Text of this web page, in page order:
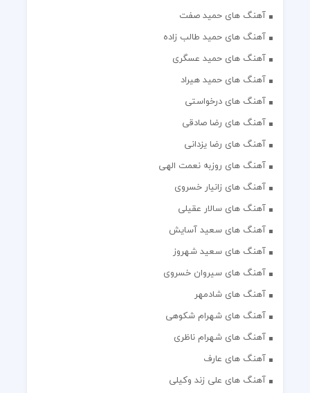
آهنگ های حمید صفت
آهنگ های حمید طالب زاده
آهنگ های حمید عسگری
آهنگ های حمید هیراد
آهنگ های درخواستی
آهنگ های رضا صادقی
آهنگ های رضا یزدانی
آهنگ های روزبه نعمت الهی
آهنگ های زانیار خسروی
آهنگ های سالار عقیلی
آهنگ های سعید آسایش
آهنگ های سعید شهروز
آهنگ های سیروان خسروی
آهنگ های شادمهر
آهنگ های شهرام شکوهی
آهنگ های شهرام ناظری
آهنگ های عارف
آهنگ های علی زند وکیلی